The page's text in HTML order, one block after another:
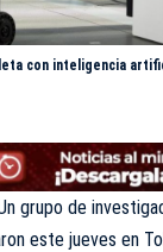
con inteligencia
grupo de
este jueves en